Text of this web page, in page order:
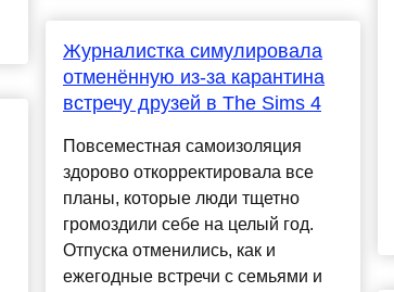
Журналистка симулировала
отменённую из-за карантина
встречу друзей в The Sims 4
Повсеместная самоизоляция
здорово откорректировала все
планы, которые люди тщетно
громоздили себе на целый год.
Отпуска отменились, как и
ежегодные встречи с семьями и